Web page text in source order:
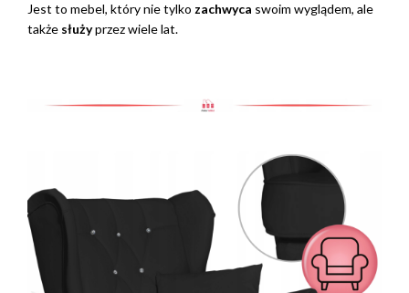
Jest to mebel, który nie tylko zachwyca swoim wyglądem, ale
także służyprzez wiele lat.